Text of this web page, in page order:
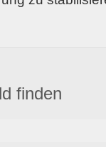
finden